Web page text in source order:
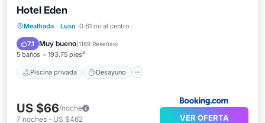
Hotel Eden
Mealhada · Luso 0.61 mi al centro
7.1 Muy bueno(1169 Reseñas)
5 baños 193.75 pies²
Piscina privada Desayuno
Piscina privada
Aparcamiento
US $66/noche
7 noches - US $462 VER OFERTA